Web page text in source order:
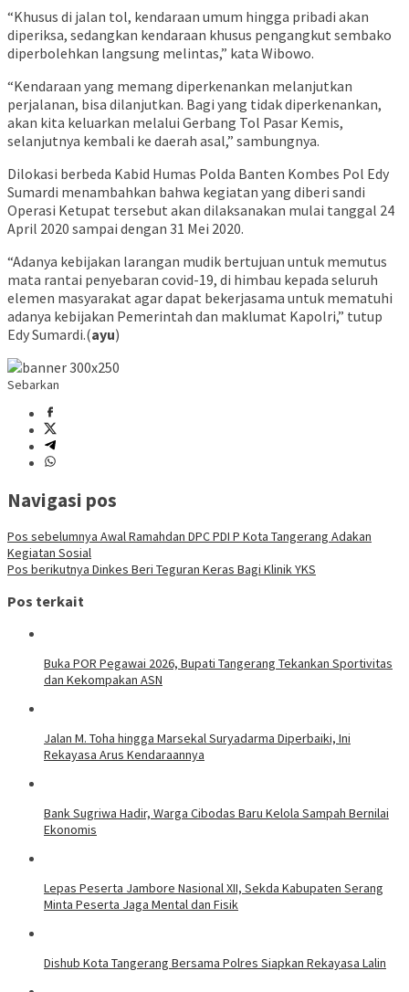
“Khusus di jalan tol, kendaraan umum hingga pribadi akan
diperiksa, sedangkan kendaraan khusus pengangkut sembako
diperbolehkan langsung melintas,” kata Wibowo.
“Kendaraan yang memang diperkenankan melanjutkan
perjalanan, bisa dilanjutkan. Bagi yang tidak diperkenankan,
akan kita keluarkan melalui Gerbang Tol Pasar Kemis,
selanjutnya kembali ke daerah asal,” sambungnya.
Dilokasi berbeda Kabid Humas Polda Banten Kombes Pol Edy
Sumardi menambahkan bahwa kegiatan yang diberi sandi
Operasi Ketupat tersebut akan dilaksanakan mulai tanggal 24
April 2020 sampai dengan 31 Mei 2020.
“Adanya kebijakan larangan mudik bertujuan untuk memutus
mata rantai penyebaran covid-19, di himbau kepada seluruh
elemen masyarakat agar dapat bekerjasama untuk mematuhi
adanya kebijakan Pemerintah dan maklumat Kapolri,” tutup
Edy Sumardi.(ayu)
Sebarkan
Navigasi pos
Pos sebelumnya Awal Ramahdan DPC PDI P Kota Tangerang Adakan
Kegiatan Sosial
Pos berikutnya Dinkes Beri Teguran Keras Bagi Klinik YKS
Pos terkait
Buka POR Pegawai 2026, Bupati Tangerang Tekankan Sportivitas
dan Kekompakan ASN
Jalan M. Toha hingga Marsekal Suryadarma Diperbaiki, Ini
Rekayasa Arus Kendaraannya
Bank Sugriwa Hadir, Warga Cibodas Baru Kelola Sampah Bernilai
Ekonomis
Lepas Peserta Jambore Nasional XII, Sekda Kabupaten Serang
Minta Peserta Jaga Mental dan Fisik
Dishub Kota Tangerang Bersama Polres Siapkan Rekayasa Lalin